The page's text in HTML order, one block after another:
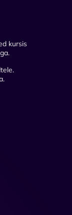
kursis